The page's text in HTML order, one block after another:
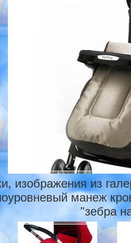
изображения из
манеж
"зебра